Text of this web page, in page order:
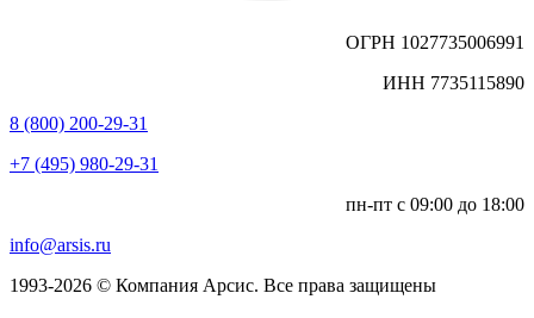
ОГРН 1027735006991
ИНН 7735115890
8 (800) 200-29-31
+7 (495) 980-29-31
пн-пт с 09:00 до 18:00
info@arsis.ru
1993-2026 © Компания Арсис. Все права защищены